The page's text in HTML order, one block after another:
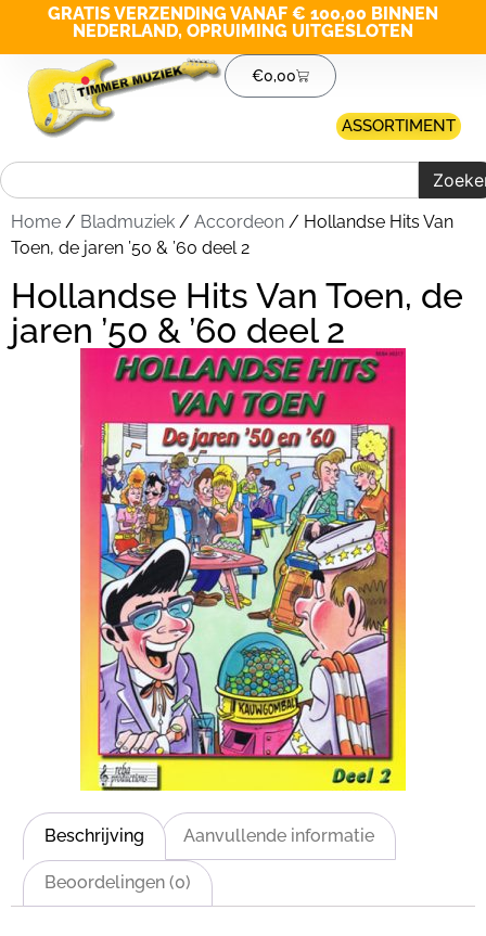
GRATIS VERZENDING VANAF € 100,00 BINNEN
NEDERLAND, OPRUIMING UITGESLOTEN
€0,00
ASSORTIMENT
Home / Bladmuziek / Accordeon / Hollandse Hits Van
Toen, de jaren ’50 & ’60 deel 2
Hollandse Hits Van Toen, de
jaren ’50 & ’60 deel 2
Beschrijving Aanvullende informatie
Beoordelingen (0)